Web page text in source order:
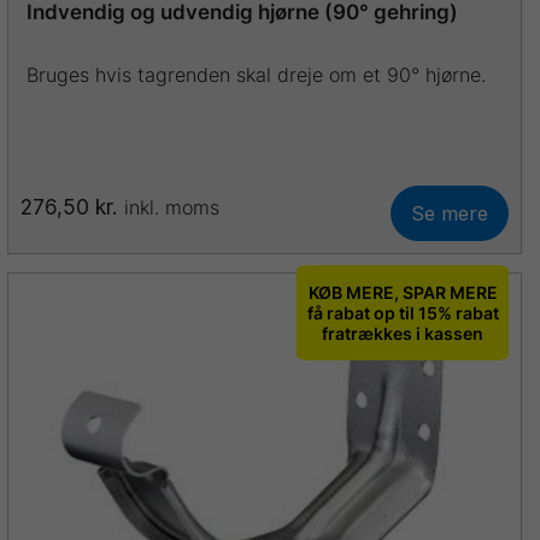
Indvendig og udvendig hjørne (90° gehring)
Bruges hvis tagrenden skal dreje om et 90° hjørne.
276,50 kr. inkl. moms Se mere
Dette
vare
varesiden
KØB MERE, SPAR MERE
få rabat op til 15% rabat
fratrækkes i kassen